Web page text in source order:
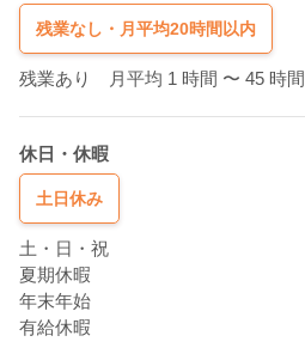
残業なし・月平均20時間以内
残業あり 月平均 1 時間 〜 45 時間
休日・休暇
土日休み
土・日・祝
夏期休暇
年末年始
有給休暇